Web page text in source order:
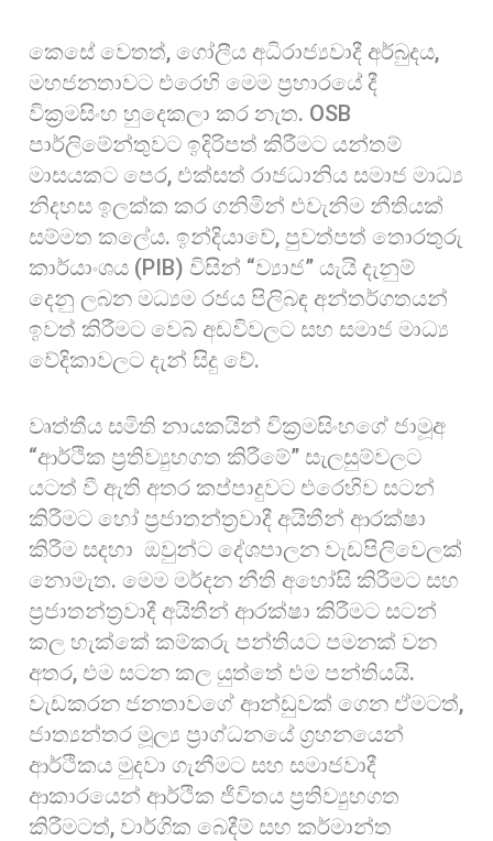
කෙසේ වෙතත්, ගෝලීය අධිරාජ්‍යවාදී අර්බුදය,
මහජනතාවට එරෙහි මෙම ප්‍රහාරයේ දී
වික්‍රමසිංහ හුදෙකලා කර නැත. OSB
පාර්ලිමේන්තුවට ඉදිරිපත් කිරීමට යන්තම්
මාසයකට පෙර, එක්සත් රාජධානිය සමාජ මාධ්‍ය
නිදහස ඉලක්ක කර ගනිමින් එවැනිම නීතියක්
සම්මත කලේය. ඉන්දියාවේ, පුවත්පත් තොරතුරු
කාර්යාංශය (PIB) විසින් “ව්‍යාජ” යැයි දැනුම්
දෙනු ලබන මධ්‍යම රජය පිලිබඳ අන්තර්ගතයන්
ඉවත් කිරීමට වෙබ් අඩවිවලට සහ සමාජ මාධ්‍ය
වේදිකාවලට දැන් සිදු වේ.
වෘත්තීය සමිති නායකයින් වික්‍රමසිංහගේ ජාමූඅ
“ආර්ථික ප්‍රතිව්‍යුහගත කිරීමේ” සැලසුම්වලට
යටත් වී ඇති අතර කප්පාදුවට එරෙහිව සටන්
කිරීමට හෝ ප්‍රජාතන්ත්‍රවාදී අයිතීන් ආරක්ෂා
කිරීම සදහා ඔවුන්ට දේශපාලන වැඩපිලිවෙලක්
නොමැත. මෙම මර්දන නීති අහෝසි කිරීමට සහ
ප්‍රජාතන්ත්‍රවාදී අයිතීන් ආරක්ෂා කිරීමට සටන්
කල හැක්කේ කම්කරු පන්තියට පමනක් වන
අතර, එම සටන කල යුත්තේ එම පන්තියයි.
වැඩකරන ජනතාවගේ ආන්ඩුවක් ගෙන ඒමටත්,
ජාත්‍යන්තර මූල්‍ය ප්‍රාග්ධනයේ ග්‍රහනයෙන්
ආර්ථිකය මුදවා ගැනීමට සහ සමාජවාදී
ආකාරයෙන් ආර්ථික ජීවිතය ප්‍රතිව්‍යුහගත
කිරීමටත්, වාර්ගික බෙදීම් සහ කර්මාන්ත